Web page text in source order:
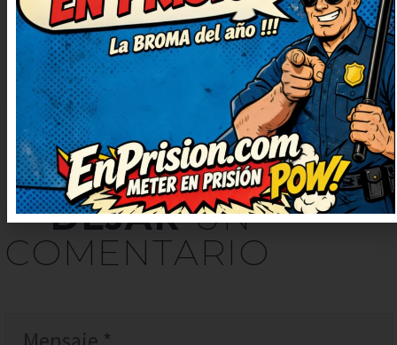
apuntaré para contarlo en la
próxima comida familiar.
DEJARUN
COMENTARIO